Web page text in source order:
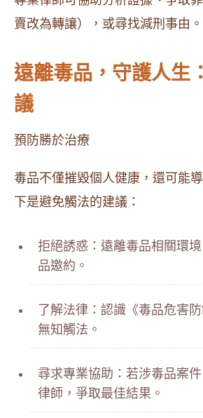
賣改為轉讓），或尋找減刑事由。
遠離毒品，守護人生
議
預防勝於治療
毒品不僅摧毀個人健康，還可能
下是避免觸法的建議：
拒絕誘惑：遠離毒品相關環
品邀約。
了解法律：認識《毒品危害
無知觸法。
尋求專業協助：若涉毒品案
律師，爭取最佳結果。